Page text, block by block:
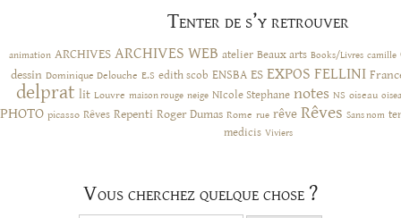
Tenter de s’y retrouver
animation ARCHIVES ARCHIVES WEB atelier Beaux arts Books/Livres camille
dessin Dominique Delouche E.S edith scob ENSBA ES EXPOS FELLINI
delprat lit Louvre maison rouge neige NIcole Stephane notes NS oiseau
PHOTO picasso Rêves Repenti Roger Dumas Rome rue rêve Rêves Sans nom
medicis Viviers
Vous cherchez quelque chose ?